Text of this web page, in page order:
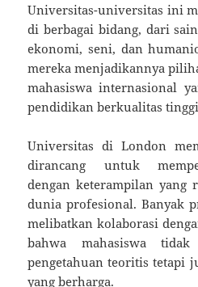
Universitas-universitas ini
di berbagai bidang, dari
ekonomi, seni, dan
mereka menjadikannya
mahasiswa internasional
pendidikan berkualitas
Universitas di London
dirancang untuk
dengan keterampilan yang
dunia profesional. Banyak
melibatkan kolaborasi
bahwa mahasiswa tidak
pengetahuan teoritis tetapi
yang berharga.